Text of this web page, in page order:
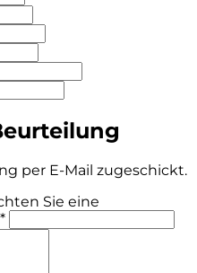
per E-Mail zugeschickt.
Sie eine